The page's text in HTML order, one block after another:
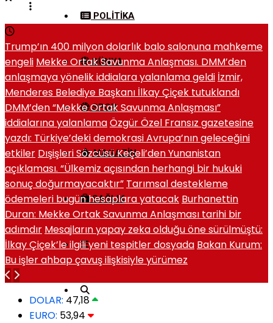
POLITIKA
DÜNYA
SPOR
MAGAZIN
SAĞLIK
Trump’ın 400 milyon dolarlık balo salonuna mahkeme
engeli Mekke Ortak Savunma Anlaşması. DMM’den
anlaşmaya yönelik iddialara yalanlama geldi İzmir,
Menderes Belediye Başkanı İlkay Çiçek tutuklandı
DMM’den “Mekke Ortak Savunma Anlaşması”
iddialarına yalanlamaÖzgür Özel Fransız gazetesine
yazdı: Türkiye’deki demokrasi Avrupa’nın geleceğini
etkiler Dışişleri Sözcüsü Keçeli’den Yunanistan
açıklaması. “Ülkemiz açısından herhangi bir hukuki
sonuç doğurmayacaktır” Tarımsal destekleme
ödemeleri bugün hesaplara yatacak Burhanettin
Duran: Mekke Ortak Savunma Anlaşması tarihi bir
adımdır Mesajların yapay zeka olduğu öne sürülmüştü:
İlkay Çiçek’le ilgili yeni tespitler dosyada Bakan Kurum:
Bu işler ahbap çavuş ilişkisiyle yürümez
DOLAR: 47,18
EURO: 53,94